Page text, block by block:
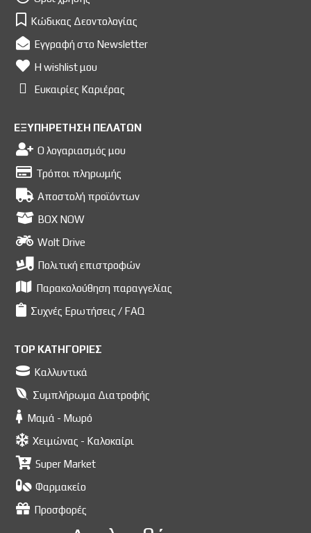
Κώδικας Δεοντολογίας
Εγγραφή στο Newsletter
Η wishlist μου
Ευκαιρίες Kαριέρας
ΕΞΥΠΗΡΕΤΗΣΗ ΠΕΛΑΤΩΝ
Ο λογαριασμός μου
Τρόποι πληρωμής
Αποστολή προϊόντων
BOX NOW
Wolt Drive
Πολιτική επιστροφών
Παρακολούθηση παραγγελίας
Συχνές Ερωτήσεις / FAQ
TOP ΚΑΤΗΓΟΡΙΕΣ
Καλλυντικά
Συμπλήρωμα Διατροφής
Μαμά - Μωρό
Χειμώνας - Καλοκαίρι
Super Market
Φαρμακείο
Προσφορές